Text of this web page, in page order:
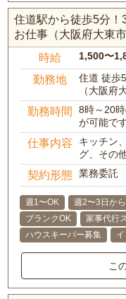
住道駅から徒歩5分
お仕事（大阪府大東市
時給 1,500〜
勤務地
住道 徒歩
（大阪府
勤務時間
8時～20
が可能で
仕事内容
キッチン
グ、その
契約形態 業務委託
週1〜OK 週2〜3日か
ブランクOK
家事代行
ハウスキーパー募集
こ